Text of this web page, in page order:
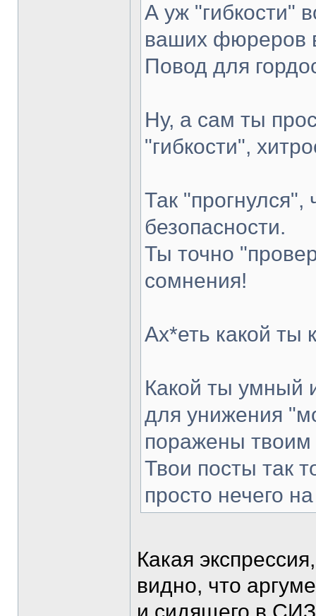
А уж "гибкости"
ваших фюреров
Повод для
Ну, а сам ты
"гибкости",
Так
безопасности.
Ты точно
сомнения!
Ах*еть какой ты
Какой ты умный
для унижения
поражены твоим
Твои посты так
просто нечего
Какая
видно, что